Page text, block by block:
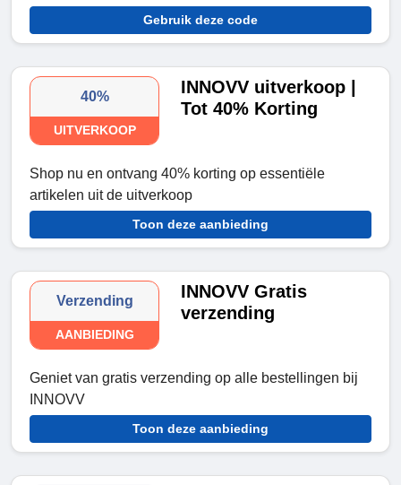
Gebruik deze code
40%
UITVERKOOP
INNOVV uitverkoop |
Tot 40% Korting
Shop nu en ontvang 40% korting op essentiële
artikelen uit de uitverkoop
Toon deze aanbieding
Verzending
AANBIEDING
INNOVV Gratis
verzending
Geniet van gratis verzending op alle bestellingen bij
INNOVV
Toon deze aanbieding